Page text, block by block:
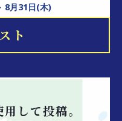
8月31日(木)
ト
して投稿。